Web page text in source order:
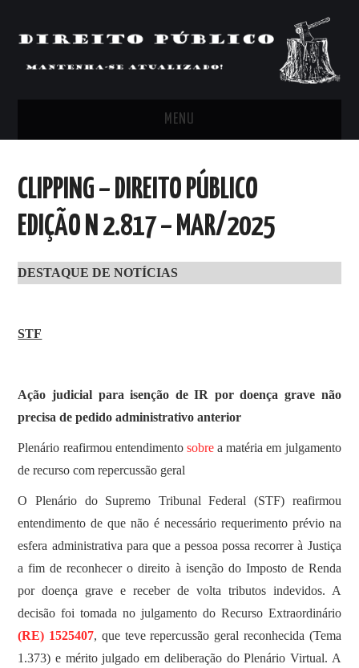
MENU
ARTIGOS, COMENTÁRIOS E PONTOS
DE VISTA
CLIPPING’S
CLIPPING – DIREITO PÚBLICO
EDIÇÃO N 2.817 – MAR/2025
DESTAQUE DE NOTÍCIAS
STF
Ação judicial para isenção de IR por doença grave não
precisa de pedido administrativo anterior
Plenário reafirmou entendimento sobrea matéria em julgamento
de recurso com repercussão geral
O Plenário do Supremo Tribunal Federal (STF) reafirmou
entendimento de que não é necessário requerimento prévio na
esfera administrativa para que a pessoa possa recorrer à Justiça
a fim de reconhecer o direito à isenção do Imposto de Renda
por doença grave e receber de volta tributos indevidos. A
decisão foi tomada no julgamento do Recurso Extraordinário
(RE) 1525407, que teve repercussão geral reconhecida (Tema
1.373) e mérito julgado em deliberação do Plenário Virtual. A